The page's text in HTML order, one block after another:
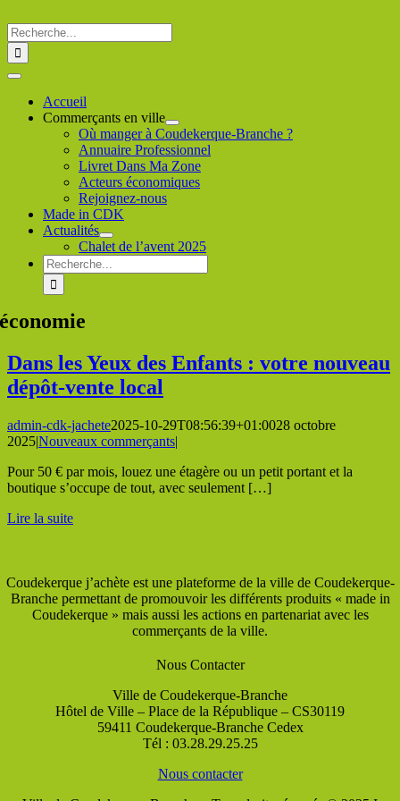
au
contenu
Rechercher
:
Toggle
NavigationAccueil
Commerçants en ville
Où manger à Coudekerque-Branche ?
Annuaire Professionnel
Livret Dans Ma Zone
Acteurs économiques
Rejoignez-nous
Made in CDK
Actualités
Chalet de l’avent 2025
Rechercher
:
économie
Dans les Yeux des Enfants : votre nouveau
dépôt-vente local
admin-cdk-jachete2025-10-29T08:56:39+01:0028 octobre
2025|Nouveaux commerçants|
Pour 50 € par mois, louez une étagère ou un petit portant et la
boutique s’occupe de tout, avec seulement […]
Lire la suite
Coudekerque j’achète est une plateforme de la ville de Coudekerque-
Branche permettant de promouvoir les différents produits « made in
Coudekerque » mais aussi les actions en partenariat avec les
commerçants de la ville.
Nous Contacter
Ville de Coudekerque-Branche
Hôtel de Ville – Place de la République – CS30119
59411 Coudekerque-Branche Cedex
Tél : 03.28.29.25.25
Nous contacter